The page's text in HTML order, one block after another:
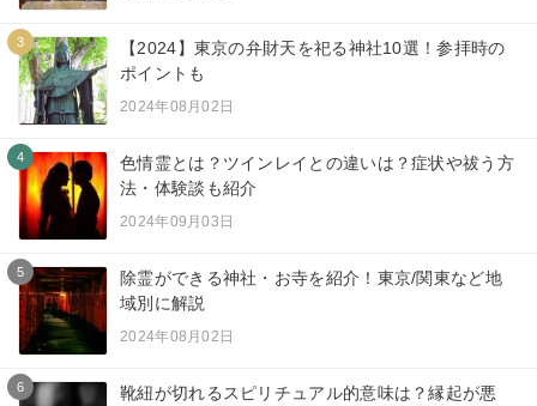
3
【2024】東京の弁財天を祀る神社10選！参拝時の
ポイントも
2024年08月02日
4
色情霊とは？ツインレイとの違いは？症状や祓う方
法・体験談も紹介
2024年09月03日
5
除霊ができる神社・お寺を紹介！東京/関東など地
域別に解説
2024年08月02日
6
靴紐が切れるスピリチュアル的意味は？縁起が悪